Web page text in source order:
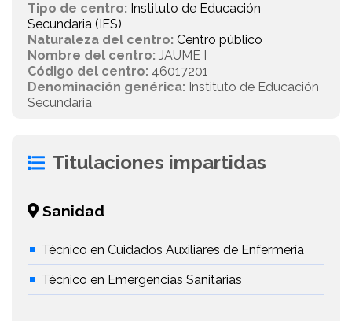
Tipo de centro: Instituto de Educación
Secundaria (IES)
Naturaleza del centro: Centro público
Nombre del centro: JAUME I
Código del centro: 46017201
Denominación genérica: Instituto de Educación
Secundaria
Titulaciones impartidas
Sanidad
Técnico en Cuidados Auxiliares de Enfermería
Técnico en Emergencias Sanitarias